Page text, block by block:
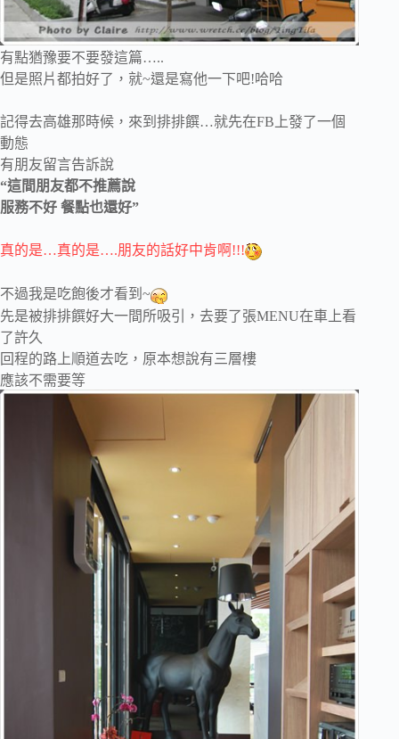
有點猶豫要不要發這篇…..
但是照片都拍好了，就~還是寫他一下吧!哈哈
記得去高雄那時候，來到排排饌…就先在FB上發了一個
動態
有朋友留言告訴說
“這間朋友都不推薦說
服務不好 餐點也還好”
真的是…真的是….朋友的話好中肯啊!!!
不過我是吃飽後才看到~
先是被排排饌好大一間所吸引，去要了張MENU在車上看
了許久
回程的路上順道去吃，原本想說有三層樓
應該不需要等